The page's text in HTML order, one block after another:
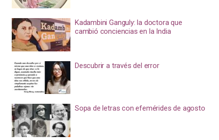
Kadambini Ganguly: la doctora que
cambió conciencias en la India
Descubrir a través del error
Sopa de letras con efemérides de agosto